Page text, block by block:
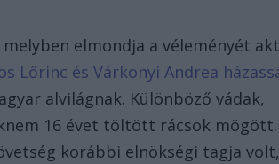
elmondja a véleményét
Lőrinc és Várkonyi Andrea
alvilágnak. Különböző vádak,
16 évet töltött rácsok
korábbi elnökségi tagja